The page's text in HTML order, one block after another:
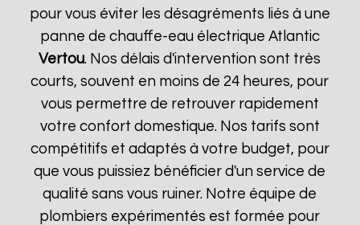
pour vous éviter les désagréments liés à une
panne de chauffe-eau électrique Atlantic
Vertou. Nos délais d'intervention sont très
courts, souvent en moins de 24 heures, pour
vous permettre de retrouver rapidement
votre confort domestique. Nos tarifs sont
compétitifs et adaptés à votre budget, pour
que vous puissiez bénéficier d'un service de
qualité sans vous ruiner. Notre équipe de
plombiers expérimentés est formée pour